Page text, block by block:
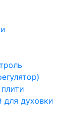
для духовки